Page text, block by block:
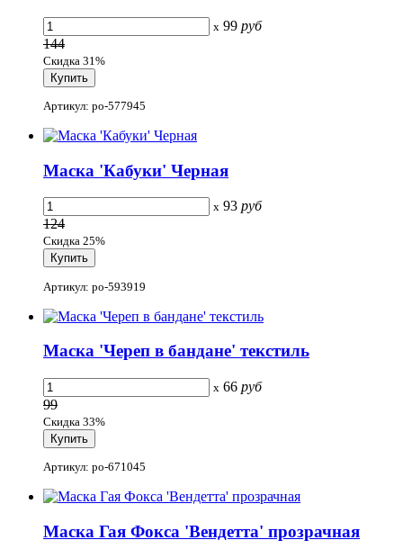
x 99 руб
144
Скидка 31%
Артикул: po-577945
Маска 'Кабуки' Черная
x 93 руб
124
Скидка 25%
Артикул: po-593919
Маска 'Череп в бандане' текстиль
x 66 руб
99
Скидка 33%
Артикул: po-671045
Маска Гая Фокса 'Вендетта' прозрачная